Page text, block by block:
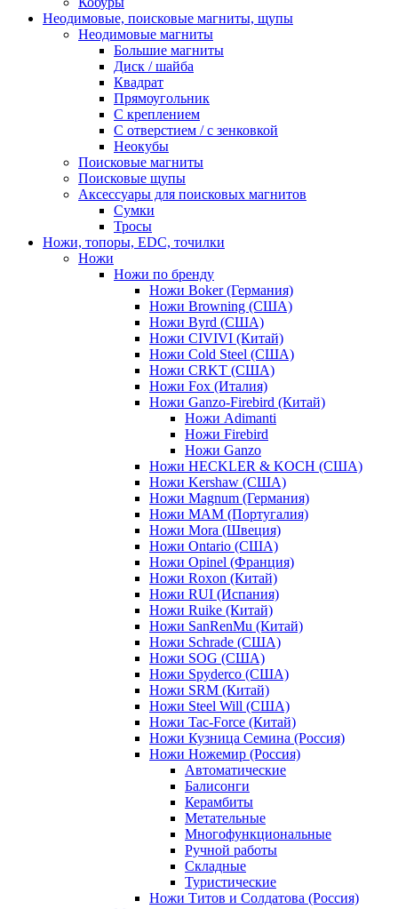
Неодимовые, поисковые магниты, щупы
Неодимовые магниты
Большие магниты
Диск / шайба
Квадрат
Прямоугольник
С креплением
С отверстием / с зенковкой
Неокубы
Поисковые магниты
Поисковые щупы
Аксессуары для поисковых магнитов
Сумки
Тросы
Ножи, топоры, EDC, точилки
Ножи
Ножи по бренду
Ножи Boker (Германия)
Ножи Browning (США)
Ножи Byrd (США)
Ножи CIVIVI (Китай)
Ножи Cold Steel (США)
Ножи CRKT (США)
Ножи Fox (Италия)
Ножи Ganzo-Firebird (Китай)
Ножи Adimanti
Ножи Firebird
Ножи Ganzo
Ножи HECKLER & KOCH (США)
Ножи Kershaw (США)
Ножи Magnum (Германия)
Ножи MAM (Португалия)
Ножи Mora (Швеция)
Ножи Ontario (США)
Ножи Opinel (Франция)
Ножи Roxon (Китай)
Ножи RUI (Испания)
Ножи Ruike (Китай)
Ножи SanRenMu (Китай)
Ножи Schrade (США)
Ножи SOG (США)
Ножи Spyderco (США)
Ножи SRM (Китай)
Ножи Steel Will (США)
Ножи Tac-Force (Китай)
Ножи Кузница Семина (Россия)
Ножи Ножемир (Россия)
Автоматические
Балисонги
Керамбиты
Метательные
Многофункциональные
Ручной работы
Складные
Туристические
Ножи Титов и Солдатова (Россия)